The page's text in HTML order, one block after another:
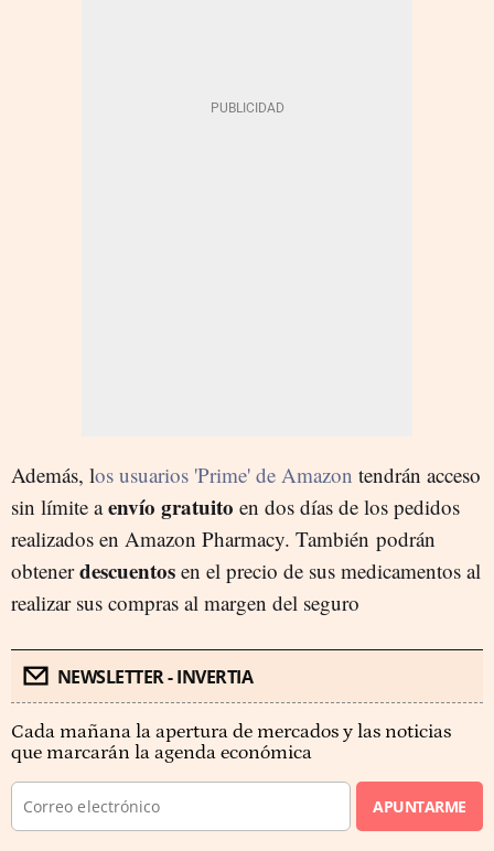
Además, los usuarios 'Prime' de Amazon tendrán acceso
sin límite aenvío gratuito en dos días de los pedidos
realizados en Amazon Pharmacy. También podrán
obtenerdescuentos en el precio de sus medicamentos al
realizar sus compras al margen del seguro
NEWSLETTER - INVERTIA
Cada mañana la apertura de mercados y las noticias
que marcarán la agenda económica
APUNTARME